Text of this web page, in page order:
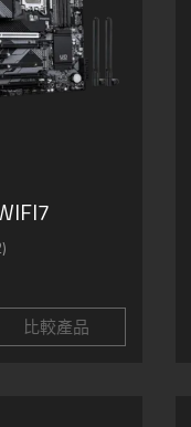
比較產品